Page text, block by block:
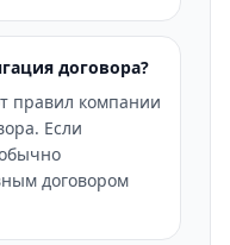
договора?
правил компании
Если
договором